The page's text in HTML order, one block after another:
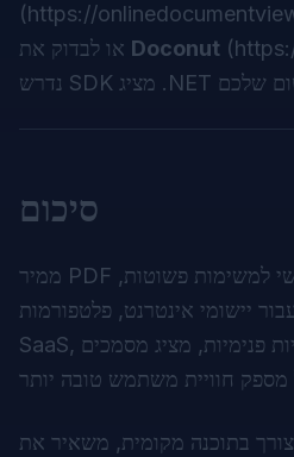
(https://
Doconut (
סיכום
ממיר PDF לשולחן העבודה שימושי למשימות פשוטות,
יישומי אינטרנט, פלטפורמות
SaaS, פורטלים ומערכות עסקיות פנימיות, מציג מסמכים
בתוכנה מקומית, משאיר את